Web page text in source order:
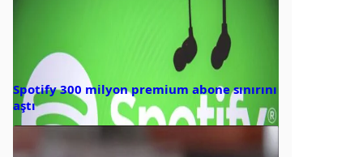
Spotify 300 milyon premium abone sınırını
aştı